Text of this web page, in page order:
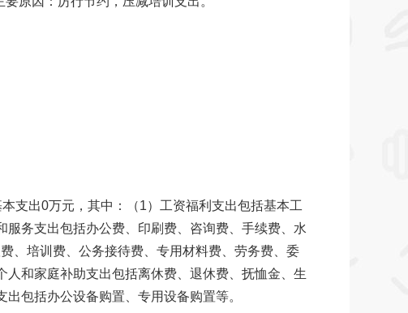
出0万元，其中：（1）工资福利支出包括基本工
务支出包括办公费、印刷费、咨询费、手续费、水
、培训费、公务接待费、专用材料费、劳务费、委
和家庭补助支出包括离休费、退休费、抚恤金、生
出包括办公设备购置、专用设备购置等。